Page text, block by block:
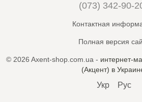
(073) 342-90-
Контактная
Полная версия
© 2026 Axent-shop.com.ua - интернет-
(Акцент) в
Укр Рус